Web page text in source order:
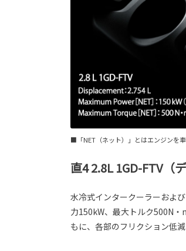
■「NET（ネット）」とはエンジンを
直4 2.8L 1GD-FTV（
水冷式インタークーラーおよ
力150kW、最大トルク500N
もに、各部のフリクション低